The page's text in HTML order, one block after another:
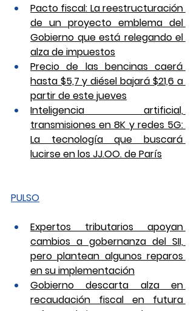
Pacto fiscal: La reestructuración
de un proyecto emblema del
Gobierno que está relegando el
alza de impuestos
Precio de las bencinas caerá
hasta $5,7 y diésel bajará $21,6 a
partir de este jueves
Inteligencia artificial,
transmisiones en 8K y redes 5G:
La tecnología que buscará
lucirse en los JJ.OO. de París
PULSO
Expertos tributarios apoyan
cambios a gobernanza del SII,
pero plantean algunos reparos
en su implementación
Gobierno descarta alza en
recaudación fiscal en futura